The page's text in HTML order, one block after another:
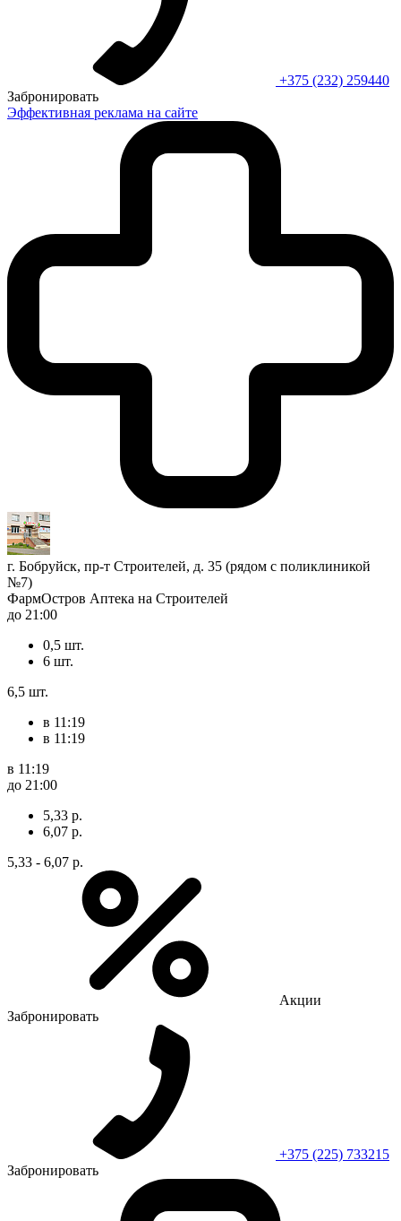
+375 (232) 259440
Забронировать
Эффективная реклама на сайте
г. Бобруйск, пр-т Строителей, д. 35 (рядом с поликлиникой
№7)
ФармОстров Аптека на Строителей
до 21:00
0,5 шт.
6 шт.
6,5 шт.
в 11:19
в 11:19
в 11:19
до 21:00
5,33 р.
6,07 р.
5,33 - 6,07 р.
Акции
Забронировать
+375 (225) 733215
Забронировать